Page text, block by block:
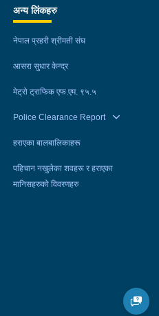
अन्य लिंकहरु
नेपाल प्रहरी श्रीमती संघ
आसरा सुधार केन्द्र
मेट्रो ट्राफिक एफ.एम. ९५.५
Police Clearance Report
हराएका बालबालिकाहरू
पहिचान नखुलेका शवहरू र हराएका
मानिसहरुको विवरणहरु